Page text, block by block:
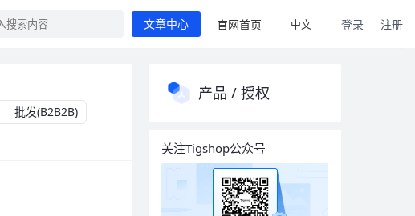
文章中心 官网首页 中文 登录 注册
批发(B2B2B)
产品 / 授权
关注Tigshop公众号